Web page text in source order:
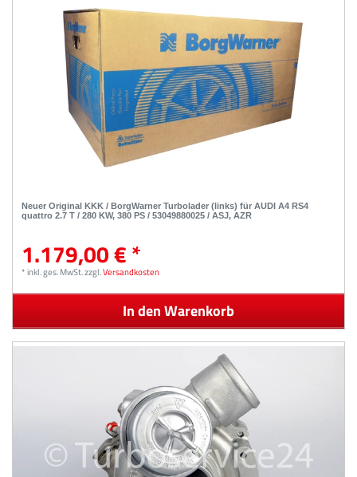
Neuer Original KKK / BorgWarner Turbolader (links) für AUDI A4 RS4
quattro 2.7 T / 280 KW, 380 PS / 53049880025 / ASJ, AZR
1.179,00 € *
*inkl. ges. MwSt.zzgl.Versandkosten
In den Warenkorb